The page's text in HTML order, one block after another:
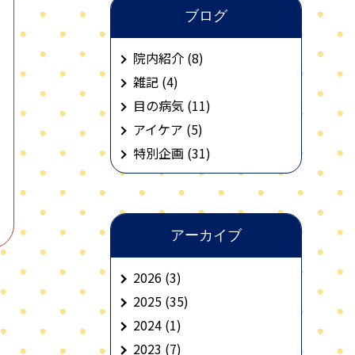
ブログ
院内紹介 (8)
雑記 (4)
目の病気 (11)
アイケア (5)
特別企画 (31)
アーカイブ
2026(3)
2025(35)
2024(1)
2023 (7)